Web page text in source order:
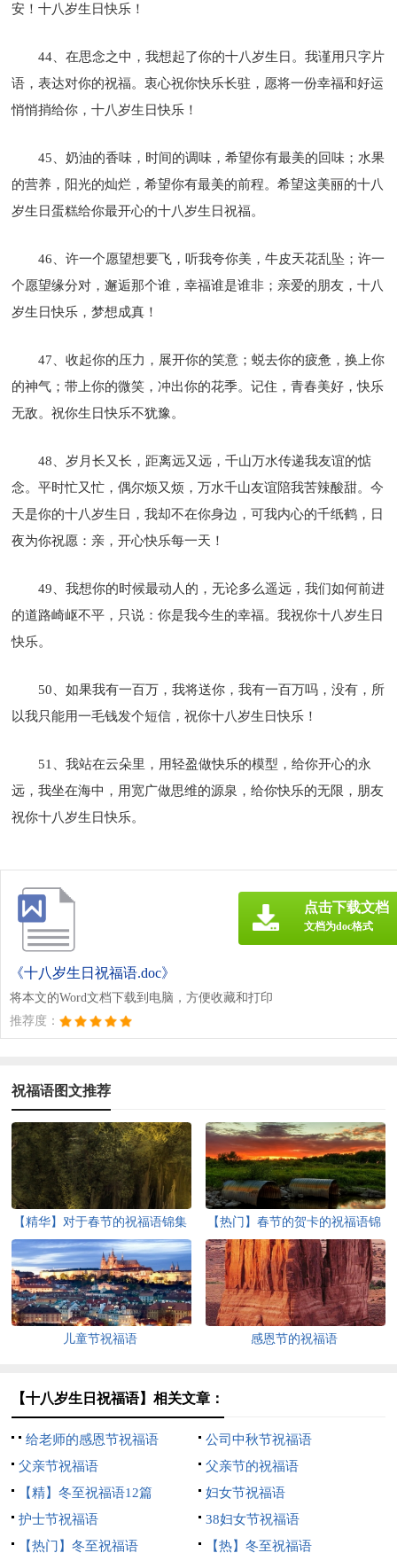
安！十八岁生日快乐！
44、在思念之中，我想起了你的十八岁生日。我谨用只字片
语，表达对你的祝福。衷心祝你快乐长驻，愿将一份幸福和好运
悄悄捎给你，十八岁生日快乐！
45、奶油的香味，时间的调味，希望你有最美的回味；水果
的营养，阳光的灿烂，希望你有最美的前程。希望这美丽的十八
岁生日蛋糕给你最开心的十八岁生日祝福。
46、许一个愿望想要飞，听我夸你美，牛皮天花乱坠；许一
个愿望缘分对，邂逅那个谁，幸福谁是谁非；亲爱的朋友，十八
岁生日快乐，梦想成真！
47、收起你的压力，展开你的笑意；蜕去你的疲惫，换上你
的神气；带上你的微笑，冲出你的花季。记住，青春美好，快乐
无敌。祝你生日快乐不犹豫。
48、岁月长又长，距离远又远，千山万水传递我友谊的惦
念。平时忙又忙，偶尔烦又烦，万水千山友谊陪我苦辣酸甜。今
天是你的十八岁生日，我却不在你身边，可我内心的千纸鹤，日
夜为你祝愿：亲，开心快乐每一天！
49、我想你的时候最动人的，无论多么遥远，我们如何前进
的道路崎岖不平，只说：你是我今生的幸福。我祝你十八岁生日
快乐。
50、如果我有一百万，我将送你，我有一百万吗，没有，所
以我只能用一毛钱发个短信，祝你十八岁生日快乐！
51、我站在云朵里，用轻盈做快乐的模型，给你开心的永
远，我坐在海中，用宽广做思维的源泉，给你快乐的无限，朋友
祝你十八岁生日快乐。
《十八岁生日祝福语.doc》
将本文的Word文档下载到电脑，方便收藏和打印
推荐度：
点击下载文档
文档为doc格式
祝福语图文推荐
【精华】对于春节的祝福语锦集
七篇
【热门】春节的贺卡的祝福语锦
集七篇
儿童节祝福语 感恩节的祝福语
【十八岁生日祝福语】相关文章：
给老师的感恩节祝福语
公司中秋节祝福语
父亲节祝福语
父亲节的祝福语
【精】冬至祝福语12篇
妇女节祝福语
护士节祝福语
38妇女节祝福语
【热门】冬至祝福语
【热】冬至祝福语